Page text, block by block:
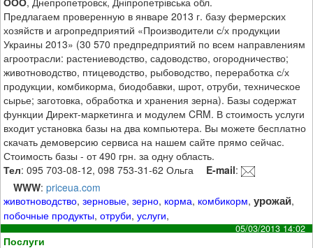
Предлагаем проверенную в январе 2013 г. базу фермерских
хозяйств и агропредприятий «Производители с/х продукции
Украины 2013» (30 570 предпредприятий по всем направлениям
агроотрасли: растениеводство, садоводство, огородничество;
животноводство, птицеводство, рыбоводство, переработка с/х
продукции, комбикорма, биодобавки, шрот, отруби, техническое
сырье; заготовка, обработка и хранения зерна). Базы содержат
функции Директ-маркетинга и модулем CRM. В стоимость услуги
входит установка базы на два компьютера. Вы можете бесплатно
скачать демоверсию сервиса на нашем сайте прямо сейчас.
Стоимость базы - от 490 грн. за одну область.
Тел: 095 703-08-12, 098 753-31-62 Ольга E-mail:
WWW:priceua.com
животноводство,зерновые,зерно, корма, комбикорм,урожай,
побочные продукты,отруби,услуги,
05/03/2013 14:02
Послуги